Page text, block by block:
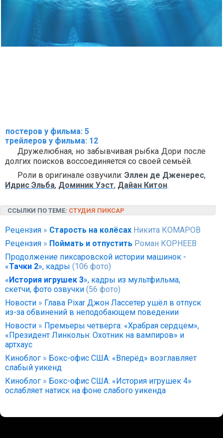
постеров у фильма: 5
трейлеров у фильма: 12
Дружелюбная, но забывчивая рыбка Дори после
долгих поисков воссоединяется со своей семьёй.
Роли в оригинале озвучили:Эллен де Дженерес,
Идрис Эльба, Доминик Уэст, Дайан Китон.
ССЫЛКИ ПО ТЕМЕ: СТУДИЯ ПИКСАР
Рецензия » Старость на колёсах Никита КОМАРОВ
Рецензия » Поймать и отпустить Роман КОРНЕЕВ
Продолжение пиксаровской истории машинок -
«Тачки 2», кадры (106 фото)
«История игрушек 3», кадры из мультфильма,
скетчи, фото озвучки (56 фото)
Новости » Глава Pixar Джон Лассетер ушёл в отпуск
из-за обвинений в неподобающем поведении
Новости » Премьеры четверга: «Храбрая сердцем»,
«Президент Линкольн: Охотник на вампиров» и
артхаус
Киноблог » Бокс-офис США: «Вперёд» возглавляет
слабый уикенд
Киноблог » Бокс-офис США: «История игрушек 4»
ослабляет натиск на фоне слабого уикенда